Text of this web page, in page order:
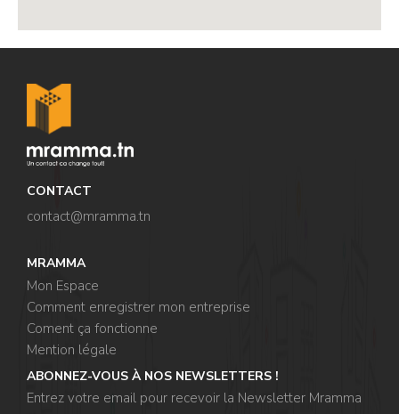
CONTACT
contact@mramma.tn
MRAMMA
Mon Espace
Comment enregistrer mon entreprise
Coment ça fonctionne
Mention légale
ABONNEZ-VOUS À NOS NEWSLETTERS !
Entrez votre email pour recevoir la Newsletter Mramma